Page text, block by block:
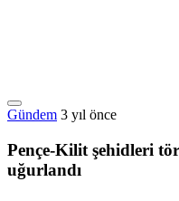
Gündem 3 yıl önce
Pençe-Kilit şehidleri
uğurlandı